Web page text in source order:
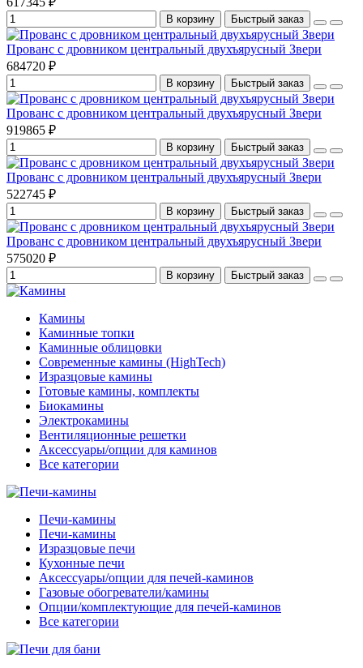
В корзину Быстрый заказ
Прованс с дровником центральный двухъярусный Звери
684720 ₽
В корзину Быстрый заказ
Прованс с дровником центральный двухъярусный Звери
919865 ₽
В корзину Быстрый заказ
Прованс с дровником центральный двухъярусный Звери
522745 ₽
В корзину Быстрый заказ
Прованс с дровником центральный двухъярусный Звери
575020 ₽
В корзину Быстрый заказ
Камины
Каминные топки
Каминные облицовки
Современные камины (HighTech)
Изразцовые камины
Готовые камины, комплекты
Биокамины
Электрокамины
Вентиляционные решетки
Аксессуары/опции для каминов
Все категории
Печи-камины
Печи-камины
Изразцовые печи
Кухонные печи
Аксессуары/опции для печей-каминов
Газовые обогреватели/камины
Опции/комплектующие для печей-каминов
Все категории